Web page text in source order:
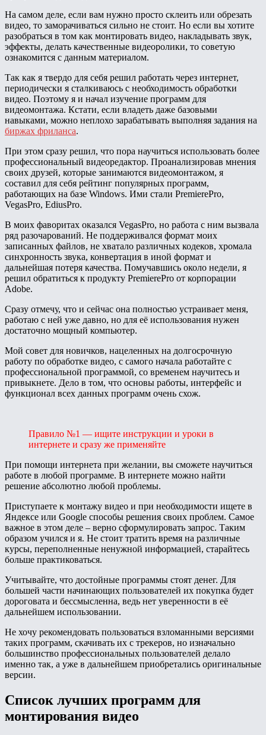
На самом деле, если вам нужно просто склеить или обрезать
видео, то заморачиваться сильно не стоит. Но если вы хотите
разобраться в том как монтировать видео, накладывать звук,
эффекты, делать качественные видеоролики, то советую
ознакомится с данным материалом.
Так как я твердо для себя решил работать через интернет,
периодически я сталкиваюсь с необходимость обработки
видео. Поэтому я и начал изучение программ для
видеомонтажа. Кстати, если владеть даже базовыми
навыками, можно неплохо зарабатывать выполняя задания на
биржах фриланса.
При этом сразу решил, что пора научиться использовать более
профессиональный видеоредактор. Проанализировав мнения
своих друзей, которые занимаются видеомонтажом, я
составил для себя рейтинг популярных программ,
работающих на базе Windows. Ими стали PremierePro,
VegasPro, EdiusPro.
В моих фаворитах оказался VegasPro, но работа с ним вызвала
ряд разочарований. Не поддерживался формат моих
записанных файлов, не хватало различных кодеков, хромала
синхронность звука, конвертация в иной формат и
дальнейшая потеря качества. Помучавшись около недели, я
решил обратиться к продукту PremierePro от корпорации
Adobe.
Сразу отмечу, что и сейчас она полностью устраивает меня,
работаю с ней уже давно, но для её использования нужен
достаточно мощный компьютер.
Мой совет для новичков, нацеленных на долгосрочную
работу по обработке видео, с самого начала работайте с
профессиональной программой, со временем научитесь и
привыкнете. Дело в том, что основы работы, интерфейс и
функционал всех данных программ очень схож.
Правило №1 — ищите инструкции и уроки в
интернете и сразу же применяйте
При помощи интернета при желании, вы сможете научиться
работе в любой программе. В интернете можно найти
решение абсолютно любой проблемы.
Приступаете к монтажу видео и при необходимости ищете в
Яндексе или Google способы решения своих проблем. Самое
важное в этом деле – верно сформулировать запрос. Таким
образом учился и я. Не стоит тратить время на различные
курсы, переполненные ненужной информацией, старайтесь
больше практиковаться.
Учитывайте, что достойные программы стоят денег. Для
большей части начинающих пользователей их покупка будет
дороговата и бессмысленна, ведь нет уверенности в её
дальнейшем использовании.
Не хочу рекомендовать пользоваться взломанными версиями
таких программ, скачивать их с трекеров, но изначально
большинство профессиональных пользователей делало
именно так, а уже в дальнейшем приобретались оригинальные
версии.
Список лучших программ для
монтирования видео